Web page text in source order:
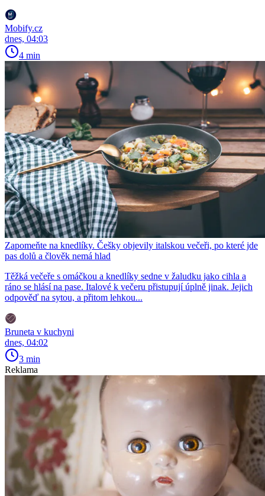
Mobify.cz
dnes, 04:03
4 min
Zapomeňte na knedlíky. Češky objevily italskou večeři, po které jde
pas dolů a člověk nemá hlad
Těžká večeře s omáčkou a knedlíky sedne v žaludku jako cihla a
ráno se hlásí na pase. Italové k večeru přistupují úplně jinak. Jejich
odpověď na sytou, a přitom lehkou...
Bruneta v kuchyni
dnes, 04:02
3 min
Reklama